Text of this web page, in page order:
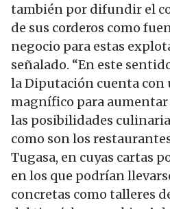
también por difundir el
de sus corderos como
negocio para estas
señalado. “En este
la Diputación cuenta con
magnífico para
las posibilidades
como son los
Tugasa, en cuyas cartas
en los que podrían
concretas como talleres